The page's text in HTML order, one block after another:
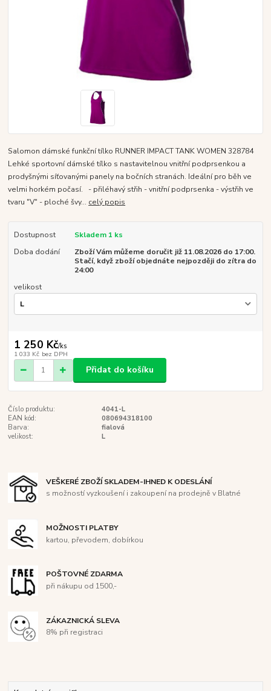
Salomon dámské funkční tílko RUNNER IMPACT TANK WOMEN 328784
Lehké sportovní dámské tílko s nastavitelnou vnitřní podprsenkou a
prodyšnými síťovanými panely na bočních stranách. Ideální pro běh ve
velmi horkém počasí. - přiléhavý střih - vnitřní podprsenka - výstřih ve
tvaru "V" - ploché švy... celý popis
Dostupnost
Skladem 1 ks
Doba dodání
Zboží Vám můžeme doručit již 11.08.2026 do 17:00.
Stačí, když zboží objednáte nejpozději do zítra do
24:00
velikost
1 250 Kč/ks
1 033 Kč bez DPH
Přidat do košíku
Číslo produktu:
4041-L
EAN kód:
080694318100
Barva:
fialová
velikost:
L
VEŠKERÉ ZBOŽÍ SKLADEM-IHNED K ODESLÁNÍ
s možností vyzkoušení i zakoupení na prodejně v Blatné
MOŽNOSTI PLATBY
kartou, převodem, dobírkou
POŠTOVNÉ ZDARMA
při nákupu od 1500,-
ZÁKAZNICKÁ SLEVA
8% při registraci